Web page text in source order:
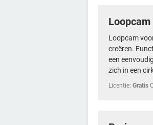
Loopcam
Loopcam
creëren.
een
zich in een
Licentie: Gratis